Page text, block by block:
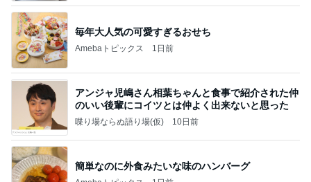
毎年大人気の可愛すぎるおせち
Amebaトピックス 1日前
アンジャ児嶋さん相葉ちゃんと食事で紹介された仲
のいい後輩にコイツとは仲よく出来ないと思った
喋り場ならぬ語り場(仮) 10日前
簡単なのに外食みたいな味のハンバーグ